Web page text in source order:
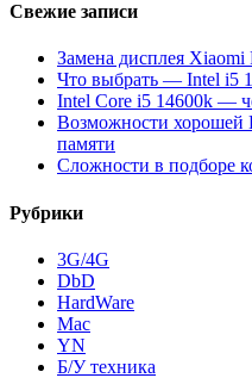
Свежие записи
Замена дисплея Xiaomi
Что выбрать — Intel i5
Intel Core i5 14600k —
Возможности хорошей
памяти
Сложности в подборе
Рубрики
3G/4G
DbD
HardWare
Mac
YN
Б/У техника